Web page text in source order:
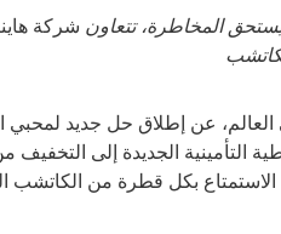
المخاطرة، تتعاون شركة
عن إطلاق حل جديد لمحبي
التأمينية الجديدة إلى
بكل قطرة من الكاتشب